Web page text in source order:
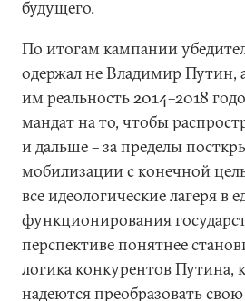
будущего.
По итогам кампании
одержал не Владимир Путин,
им реальность 2014–2018
мандат на то, чтобы
и дальше – за пределы
мобилизации с конечной
все идеологические лагеря в
функционирования
перспективе понятнее
логика конкурентов Путина,
надеются преобразовать